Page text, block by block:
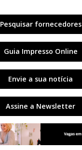
Pesquisar fornecedores
Guia Impresso Online
Envie a sua notícia
Assine a Newsletter